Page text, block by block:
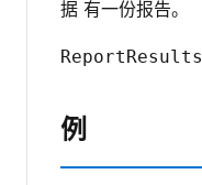
据 有一份报告。
ReportResults
例